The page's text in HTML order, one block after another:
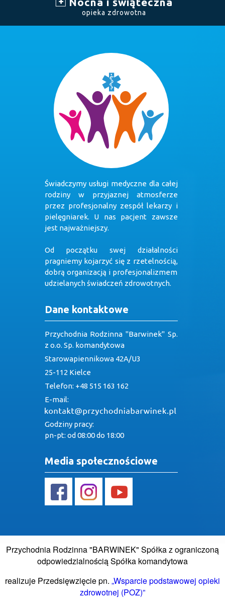
opieka zdrowotna
Świadczymy usługi medyczne dla całej
rodziny w przyjaznej atmosferze
przez profesjonalny zespół lekarzy i
pielęgniarek. U nas pacjent zawsze
jest najważniejszy.
Od początku swej działalności
pragniemy kojarzyć się z rzetelnością,
dobrą organizacją i profesjonalizmem
udzielanych świadczeń zdrowotnych.
Dane kontaktowe
Przychodnia Rodzinna "Barwinek" Sp.
z o.o. Sp. komandytowa
Starowapiennikowa 42A/U3
25-112 Kielce
Telefon: +48 515 163 162
E-mail:
Godziny pracy:
pn-pt: od 08:00 do 18:00
Media społecznościowe
Przychodnia Rodzinna "BARWINEK" Spółka z ograniczoną
odpowiedzialnością Spółka komandytowa
realizuje Przedsięwzięcie pn. „Wsparcie podstawowej opieki
zdrowotnej (POZ)”